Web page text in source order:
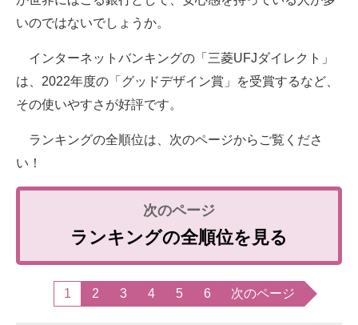
いのではないでしょうか。
インターネットバンキングの「三菱UFJダイレクト」
は、2022年度の「グッドデザイン賞」を受賞するなど、
その使いやすさが好評です。
ランキングの全順位は、次のページからご覧くださ
い！
ランキングの全順位を見る
1 2 3 4 5 6 次のページ